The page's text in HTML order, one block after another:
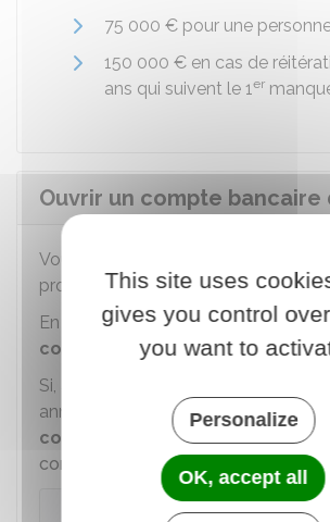
75 000 € pour une
150 000 € en cas de
ans qui suivent le 1er
Ouvrir un compte bancaire
Vous n'êtes pas obligé d'ouvrir un
professionnel.
En revanche, il estobligatoire
compte bancaire. Votre compte
Si, au cours de votre activité, votre
annuel dépasse
10 000 €durant 2
consécutives
, vous aurez
compte dédié
à votre activité
This site uses
gives you control
you want to
Personalize
OK, accept all